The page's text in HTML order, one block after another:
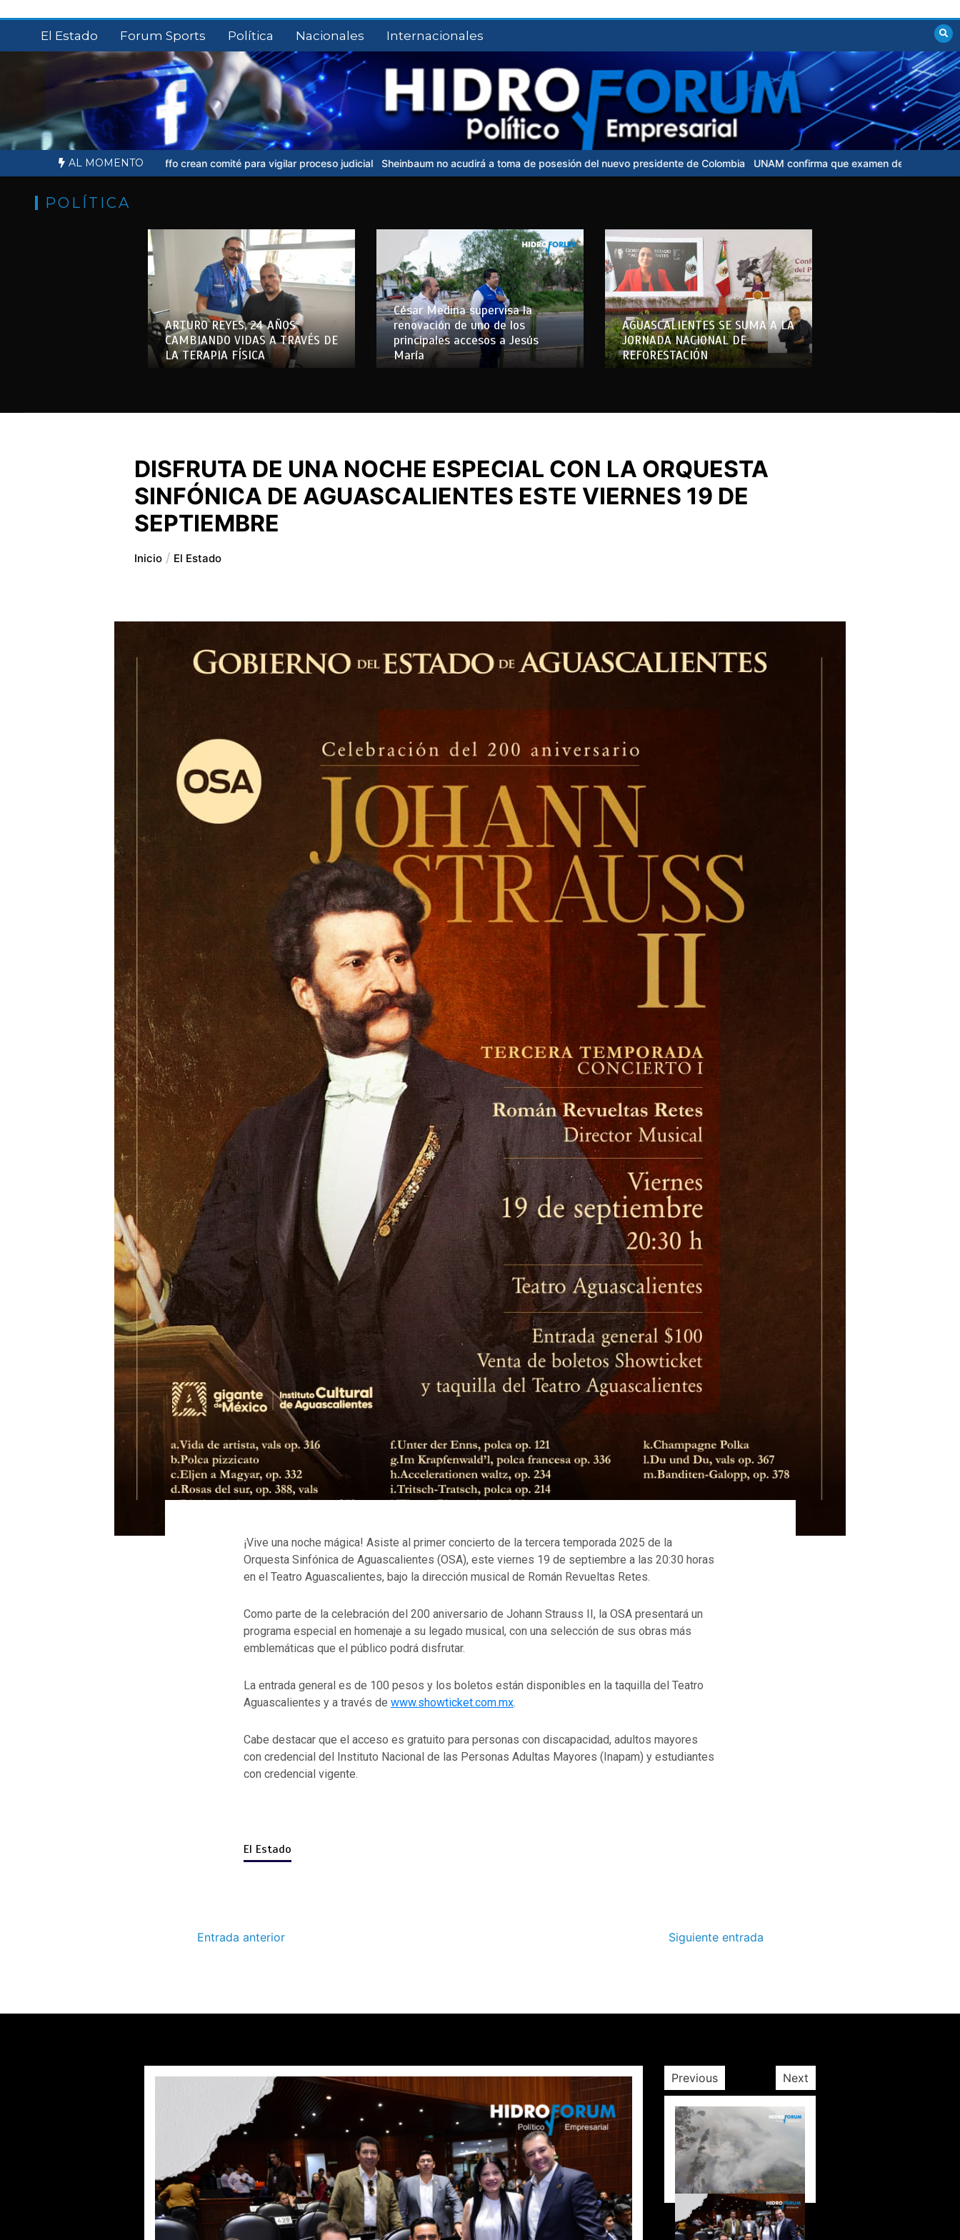
contenidoEl Estado Forum Sports Política Nacionales Internacionales
AL MOMENTO
Ruffo crean comité para vigilar proceso judicial Sheinbaum no acudirá a toma de posesión del nuevo presidente de Colombia UNAM confirma que examen de control para aspirantes no tendrá
POLÍTICA
ARTURO REYES, 24 AÑOS
CAMBIANDO VIDAS A TRAVÉS DE
LA TERAPIA FÍSICA
César Medina supervisa la
renovación de uno de los
principales accesos a Jesús
María
AGUASCALIENTES SE SUMA A LA
JORNADA NACIONAL DE
REFORESTACIÓN
DISFRUTA DE UNA NOCHE ESPECIAL CON LA ORQUESTA
SINFÓNICA DE AGUASCALIENTES ESTE VIERNES 19 DE
SEPTIEMBRE
Inicio El Estado
¡Vive una noche mágica! Asiste al primer concierto de la tercera temporada 2025 de la
Orquesta Sinfónica de Aguascalientes (OSA), este viernes 19 de septiembre a las 20:30 horas
en el Teatro Aguascalientes, bajo la dirección musical de Román Revueltas Retes.
Como parte de la celebración del 200 aniversario de Johann Strauss II, la OSA presentará un
programa especial en homenaje a su legado musical, con una selección de sus obras más
emblemáticas que el público podrá disfrutar.
La entrada general es de 100 pesos y los boletos están disponibles en la taquilla del Teatro
Aguascalientes y a través de www.showticket.com.mx.
Cabe destacar que el acceso es gratuito para personas con discapacidad, adultos mayores
con credencial del Instituto Nacional de las Personas Adultas Mayores (Inapam) y estudiantes
con credencial vigente.
El Estado
Entrada anterior Siguiente entrada
Previous Next